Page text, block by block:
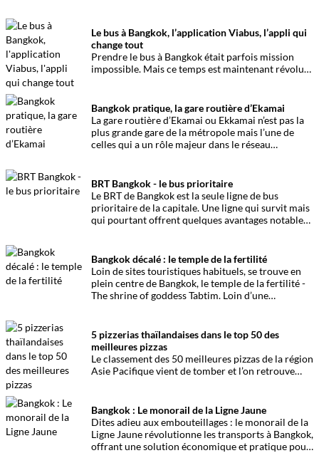
Le bus à Bangkok, l’application Viabus, l’appli qui
change tout
Prendre le bus à Bangkok était parfois mission
impossible. Mais ce temps est maintenant révolu
Bangkok pratique, la gare routière d’Ekamai
La gare routière d’Ekamai ou Ekkamai n’est pas la
plus grande gare de la métropole mais l’une de
celles qui a un rôle majeur dans le réseau
BRT Bangkok - le bus prioritaire
Le BRT de Bangkok est la seule ligne de bus
prioritaire de la capitale. Une ligne qui survit mais
qui pourtant offrent quelques avantages notables.
Bangkok décalé : le temple de la fertilité
Loin de sites touristiques habituels, se trouve en
plein centre de Bangkok, le temple de la fertilité -
The shrine of goddess Tabtim. Loin d’une
la déesse Chao Mae Tuptim.
5 pizzerias thaïlandaises dans le top 50 des
meilleures pizzas
Le classement des 50 meilleures pizzas de la région
Asie Pacifique vient de tomber et l’on retrouve
Bangkok : Le monorail de la Ligne Jaune
Dites adieu aux embouteillages : le monorail de la
Ligne Jaune révolutionne les transports à Bangkok,
offrant une solution économique et pratique pour